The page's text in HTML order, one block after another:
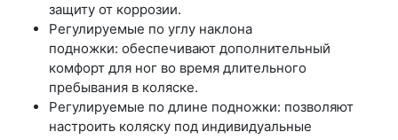
защиту от коррозии.
Регулируемые по углу наклона
подножки: обеспечивают дополнительный
комфорт для ног во время длительного
пребывания в коляске.
Регулируемые по длине подножки: позволяют
настроить коляску под индивидуальные